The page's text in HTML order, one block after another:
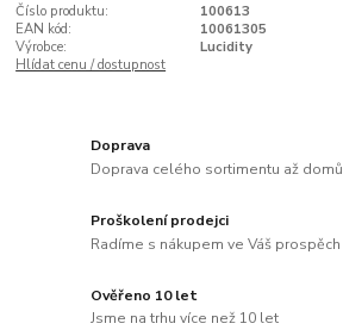
Číslo produktu:
100613
EAN kód:
10061305
Výrobce:
Lucidity
Hlídat cenu / dostupnost
Doprava
Doprava celého sortimentu až domů
Proškolení prodejci
Radíme s nákupem ve Váš prospěch
Ověřeno 10 let
Jsme na trhu více než 10 let